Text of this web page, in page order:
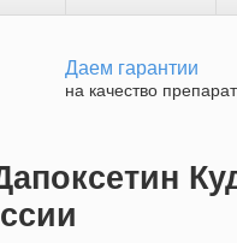
Даем гарантии
на качество